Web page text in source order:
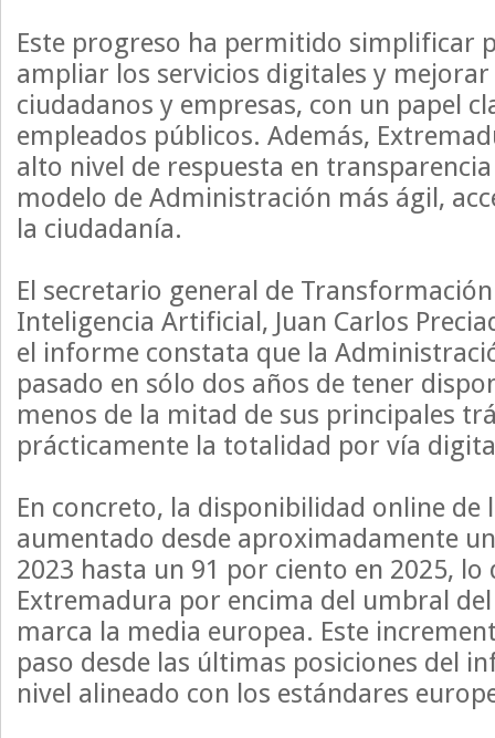
Este progreso ha permitido simplificar
ampliar los servicios digitales y
ciudadanos y empresas, con un papel
empleados públicos. Además,
alto nivel de respuesta en
modelo de Administración más ágil,
la ciudadanía.
El secretario general de
Inteligencia Artificial, Juan Carlos
el informe constata que la
pasado en sólo dos años de tener
menos de la mitad de sus principales
prácticamente la totalidad por vía
En concreto, la disponibilidad online de
aumentado desde aproximadamente
2023 hasta un 91 por ciento en 2025, lo
Extremadura por encima del umbral
marca la media europea. Este
paso desde las últimas posiciones del
nivel alineado con los estándares